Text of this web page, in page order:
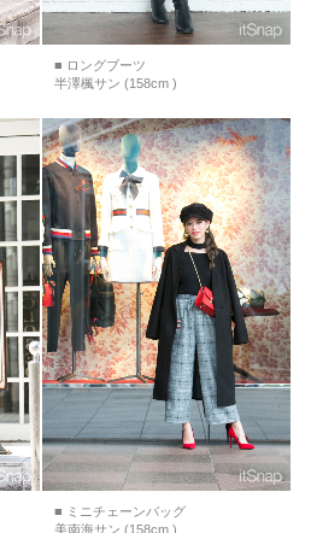
■ ロングブーツ
半澤楓サン (158cm )
■ ミニチェーンバッグ
美南海サン (158cm )